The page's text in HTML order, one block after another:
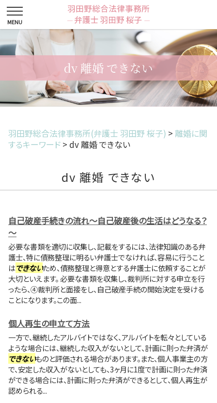
dv 離婚 できない
羽田野総合法律事務所(弁護士 羽田野 桜子) > 離婚に関
するキーワード > dv 離婚 できない
dv 離婚 できない
自己破産手続きの流れ～自己破産後の生活はどうなる？
～
必要な書類を適切に収集し、記載をするには、法律知識のある弁
護士、特に債務整理に明るい弁護士でなければ、容易に行うこと
はできないため、債務整理と得意とする弁護士に依頼することが
大切といえます。 必要な書類を収集し、裁判所に対する申立を行
ったら、④裁判所と面接をし、自己破産手続の開始決定を受ける
ことになります。この面...
個人再生の申立て方法
一方で、継続したアルバイトではなく、アルバイトを転々としている
ような場合には、継続した収入がないとして、計画に則った弁済が
できないものと評価される場合があります。また、個人事業主の方
で、安定した収入がないとしても、3ヶ月に1度で計画に則った弁済
ができる場合には、計画に則った弁済ができるとして、個人再生が
認められる...